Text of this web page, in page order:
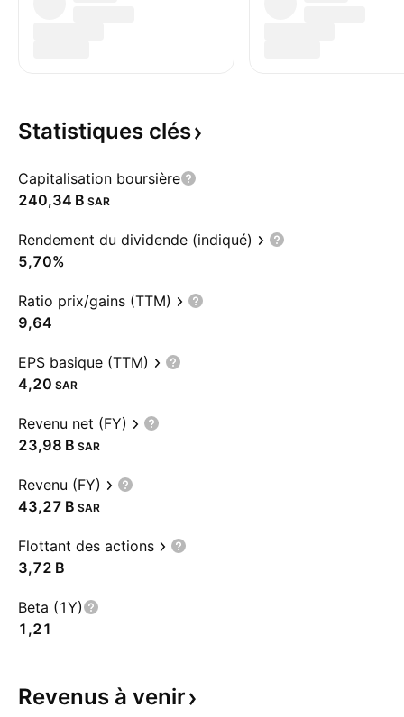
Statistiques clés
Capitalisation boursière
‪240,34 B‬ SAR
Rendement du dividende (indiqué)
5,70%
Ratio prix/gains (TTM)
9,64
EPS basique (TTM)
4,20 SAR
Revenu net (FY)
‪23,98 B‬ SAR
Revenu (FY)
‪43,27 B‬ SAR
Flottant des actions
‪3,72 B‬
Beta (1Y)
1,21
Revenus à venir